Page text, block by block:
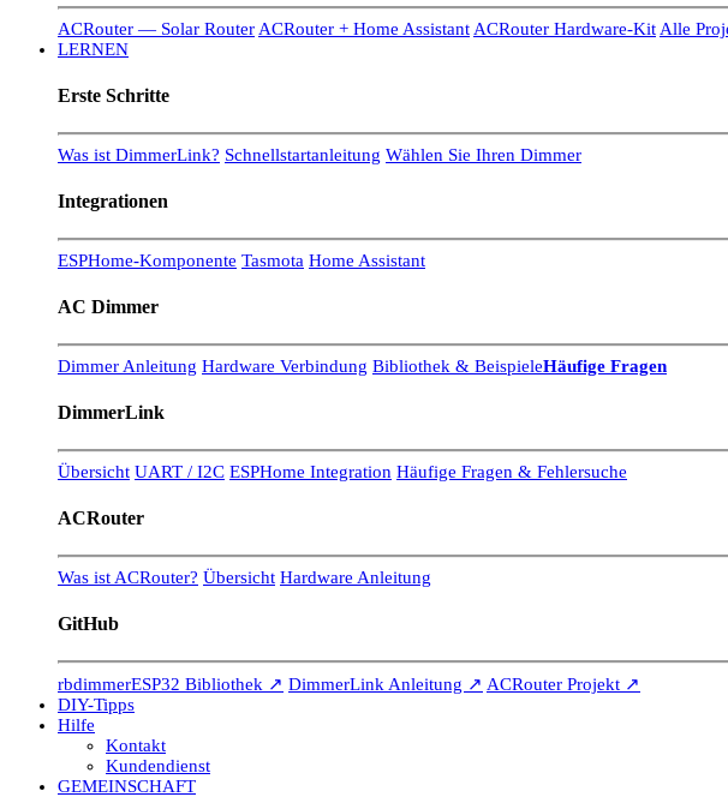
ACRouter — Solar Router ACRouter + Home Assistant ACRouter Hardware-Kit Alle
LERNEN
Erste Schritte
Was ist DimmerLink? Schnellstartanleitung Wählen Sie Ihren Dimmer
Integrationen
ESPHome-Komponente Tasmota Home Assistant
AC Dimmer
Dimmer Anleitung Hardware Verbindung Bibliothek & BeispieleHäufige Fragen
DimmerLink
Übersicht UART / I2C ESPHome Integration Häufige Fragen & Fehlersuche
ACRouter
Was ist ACRouter? Übersicht Hardware Anleitung
GitHub
rbdimmerESP32 Bibliothek ↗ DimmerLink Anleitung ↗ ACRouter Projekt ↗
DIY-Tipps
Hilfe
Kontakt
Kundendienst
GEMEINSCHAFT